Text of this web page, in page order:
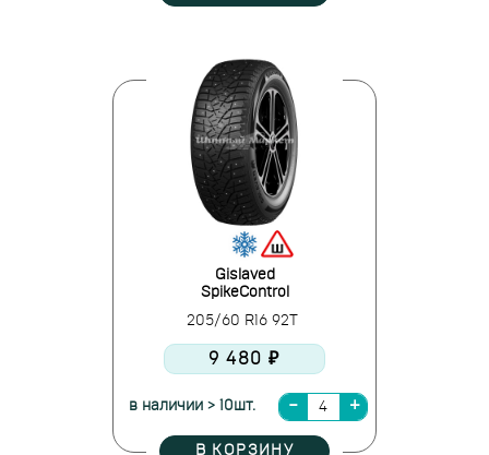
Gislaved
SpikeControl
205/60 R16 92T
9 480 ₽
в наличии > 10шт.
В КОРЗИНУ